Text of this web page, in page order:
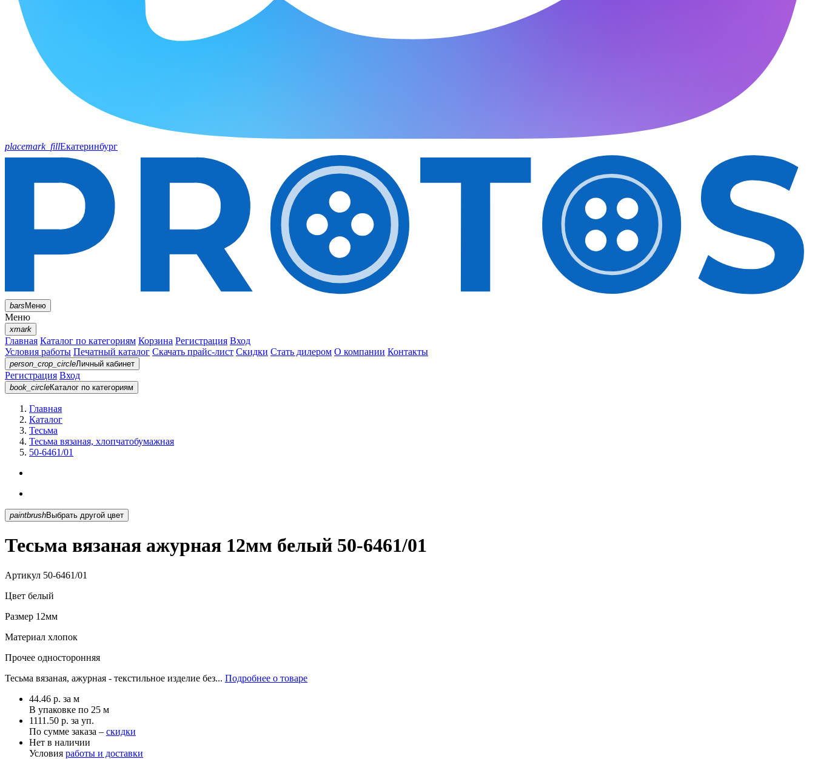
placemark_fillЕкатеринбург
barsМеню
Меню
xmark
Главная Каталог по категориям Корзина Регистрация Вход
Условия работы Печатный каталог Скачать прайс-лист Скидки Стать дилером О компании Контакты
person_crop_circleЛичный кабинет
Регистрация Вход
book_circleКаталог по категориям
Главная
Каталог
Тесьма
Тесьма вязаная, хлопчатобумажная
50-6461/01
paintbrush Выбрать другой цвет
Тесьма вязаная ажурная 12мм белый 50-6461/01
Артикул 50-6461/01
Цвет белый
Размер 12мм
Материал хлопок
Прочее односторонняя
Тесьма вязаная, ажурная - текстильное изделие без... Подробнее о товаре
44.46 р. за м
В упаковке по 25 м
1111.50 р. за уп.
По сумме заказа – скидки
Нет в наличии
Условия работы и доставки